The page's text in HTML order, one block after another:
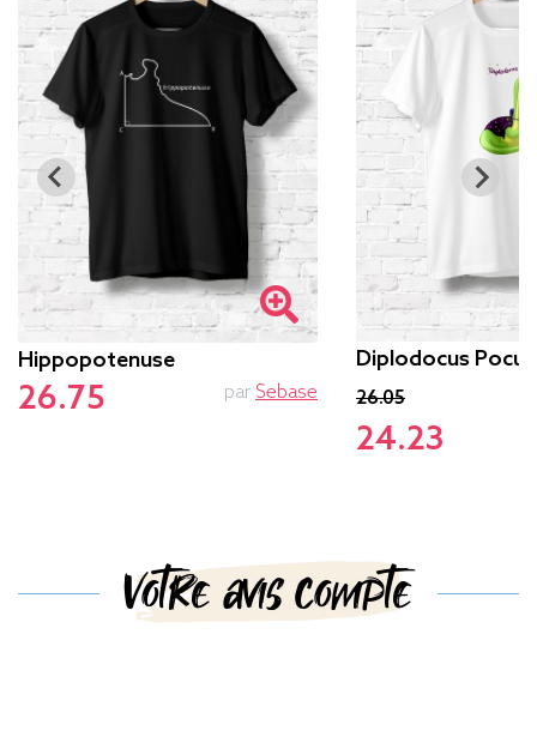
Hippopotenuse
26.75 par Sebase
Diplodocus Pocus
26.05
24.23
Votre avis compte